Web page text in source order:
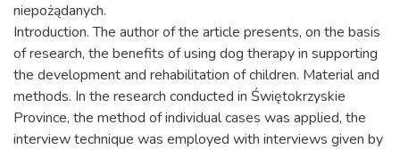
niepożądanych.
Introduction. The author of the article presents, on the basis
of research, the benefits of using dog therapy in supporting
the development and rehabilitation of children. Material and
methods. In the research conducted in Świętokrzyskie
Province, the method of individual cases was applied, the
interview technique was employed with interviews given by